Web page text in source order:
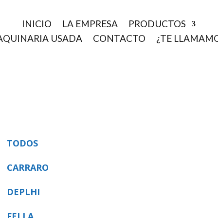
INICIO LA EMPRESA
PRODUCTOS
USADA
CONTACTO ¿TE
TODOS
CARRARO
DEPLHI